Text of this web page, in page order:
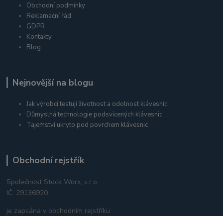
Obchodní podmínky
Reklamační řád
GDPR
Kontakty
Blog
Nejnovější na blogu
Jak výrobci testují životnost a odolnost klávesnic
Důmyslná technologie podsvícených klávesnic
Tajemství ukryto pod povrchem klávesnic
Obchodní rejstřík
Společnost Stock Worx, s.r.o.
IČ: 29136920
je zapsána v obchodním rejstříku